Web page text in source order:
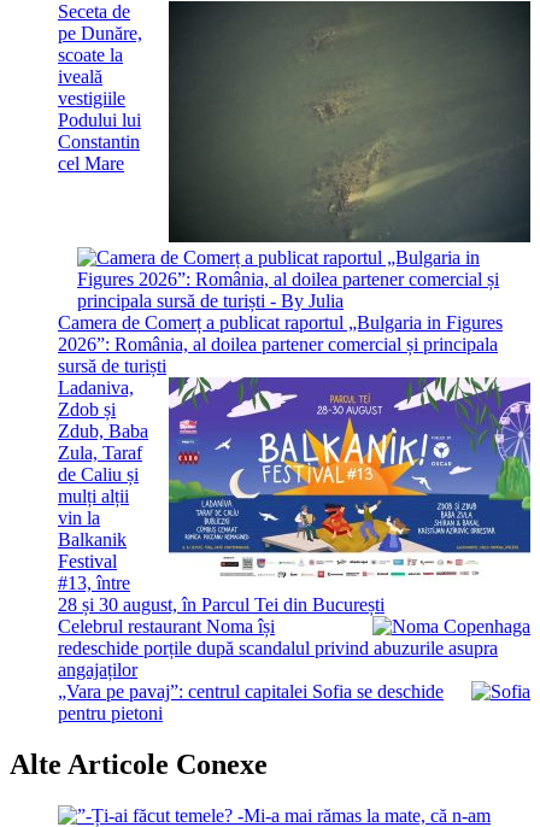
Seceta de
pe Dunăre,
scoate la
iveală
vestigiile
Podului lui
Constantin
cel Mare
Camera de Comerț a publicat raportul „Bulgaria in Figures
2026”: România, al doilea partener comercial și principala
sursă de turiști
Ladaniva,
Zdob și
Zdub, Baba
Zula, Taraf
de Caliu și
mulți alții
vin la
Balkanik
Festival
#13, între
28 și 30 august, în Parcul Tei din București
Celebrul restaurant Noma își
redeschide porțile după scandalul privind abuzurile asupra
angajaților
„Vara pe pavaj”: centrul capitalei Sofia se deschide
pentru pietoni
Alte Articole Conexe